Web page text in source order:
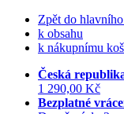
Zpět do
k obsahu
k nákupnímu
Česká
1 290,00 Kč
Bezplatné